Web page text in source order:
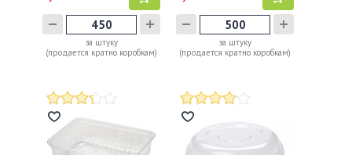
за штуку
(продается кратно коробкам)
за штуку
(продается кратно коробкам)